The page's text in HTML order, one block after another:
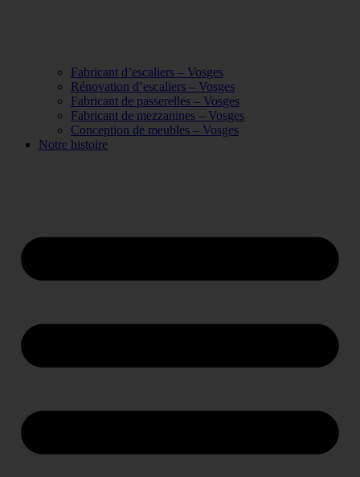
Fabricant d’escaliers – Vosges
Rénovation d’escaliers – Vosges
Fabricant de passerelles – Vosges
Fabricant de mezzanines – Vosges
Conception de meubles – Vosges
Notre histoire